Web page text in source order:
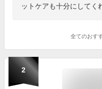
ットケアも十分にしてく
全てのおす
2